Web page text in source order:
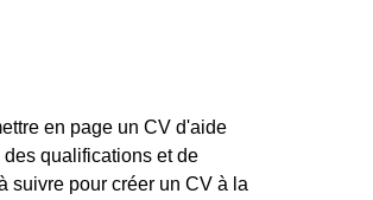
en page un CV d'aide
qualifications et de
suivre pour créer un CV à la